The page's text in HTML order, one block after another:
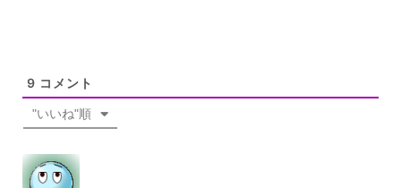
9 コメント
"いいね"順